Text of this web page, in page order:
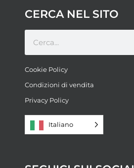
CERCA NEL SITO
Cookie Policy
Condizioni di vendita
Privacy Policy
Italiano